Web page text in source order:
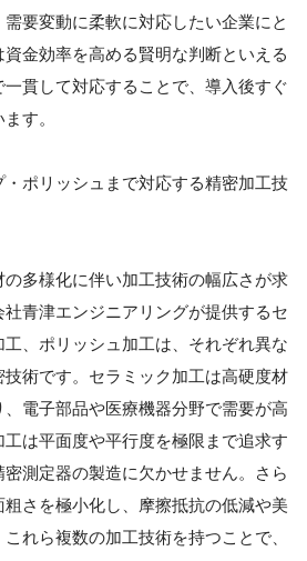
要変動に柔軟に対応したい企業にと
金効率を高める賢明な判断といえる
貫して対応することで、導入後すぐ
す。
・ポリッシュまで対応する精密加工技
多様化に伴い加工技術の幅広さが求
青津エンジニアリングが提供するセ
、ポリッシュ加工は、それぞれ異な
術です。セラミック加工は高硬度材
電子部品や医療機器分野で需要が高
は平面度や平行度を極限まで追求す
測定器の製造に欠かせません。さら
さを極小化し、摩擦抵抗の低減や美
れら複数の加工技術を持つことで、